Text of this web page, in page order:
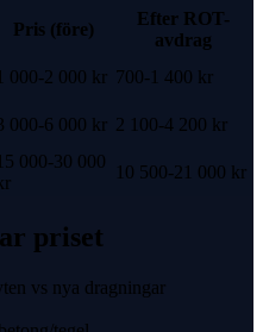
Pris (före)
Efter ROT-
avdrag
1 000-2 000 kr 700-1 400 kr
000-6 000 kr 2 100-4 200 kr
15 000-30 000
10 500-21 000 kr
priset
vs nya dragningar